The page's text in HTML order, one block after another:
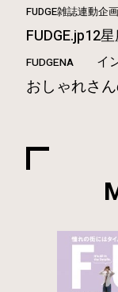
FUDGE雑誌連動企画
FUDGE.jp12
FUDGENA イ
おしゃれさ